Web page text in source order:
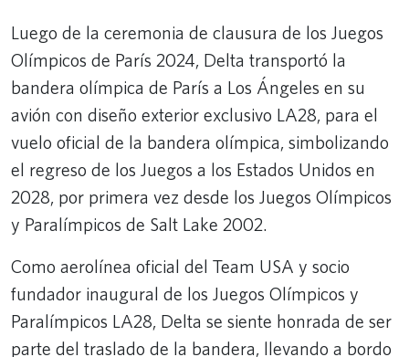
Luego de la ceremonia de clausura de los Juegos
Olímpicos de París 2024, Delta transportó la
bandera olímpica de París a Los Ángeles en su
avión con diseño exterior exclusivo LA28, para el
vuelo oficial de la bandera olímpica, simbolizando
el regreso de los Juegos a los Estados Unidos en
2028, por primera vez desde los Juegos Olímpicos
y Paralímpicos de Salt Lake 2002.
Como aerolínea oficial del Team USA y socio
fundador inaugural de los Juegos Olímpicos y
Paralímpicos LA28, Delta se siente honrada de ser
parte del traslado de la bandera, llevando a bordo